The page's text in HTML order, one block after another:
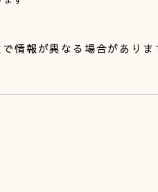
情報が異なる場合がありま